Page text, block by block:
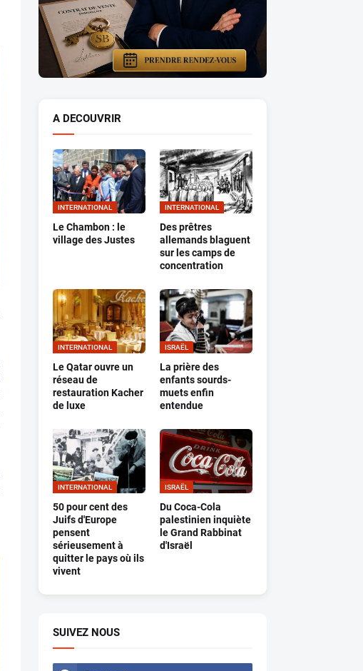
A DECOUVRIR
INTERNATIONAL
Le Chambon : le
village des Justes
INTERNATIONAL
Des prêtres
allemands blaguent
sur les camps de
concentration
INTERNATIONAL
Le Qatar ouvre un
réseau de
restauration Kacher
de luxe
ISRAËL
La prière des
enfants sourds-
muets enfin
entendue
INTERNATIONAL
50 pour cent des
Juifs d'Europe
pensent
sérieusement à
quitter le pays où ils
vivent
ISRAËL
Du Coca-Cola
palestinien inquiète
le Grand Rabbinat
d'Israël
SUIVEZ NOUS